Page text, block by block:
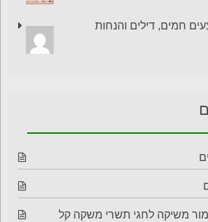
חמים, דילים והנחות
משיקה לחגי תשרי משקה קל